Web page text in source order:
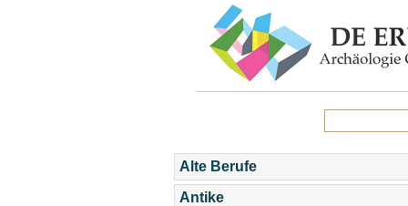
Alte Berufe
Antike